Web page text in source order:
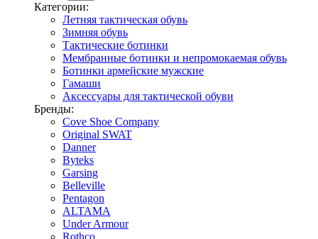
Категории:
Летняя тактическая обувь
Зимняя обувь
Тактические ботинки
Мембранные ботинки и непромокаемая обувь
Ботинки армейские мужские
Гамаши
Аксессуары для тактической обуви
Бренды:
Cove Shoe Company
Original SWAT
Danner
Byteks
Garsing
Belleville
Pentagon
ALTAMA
Under Armour
Rothco